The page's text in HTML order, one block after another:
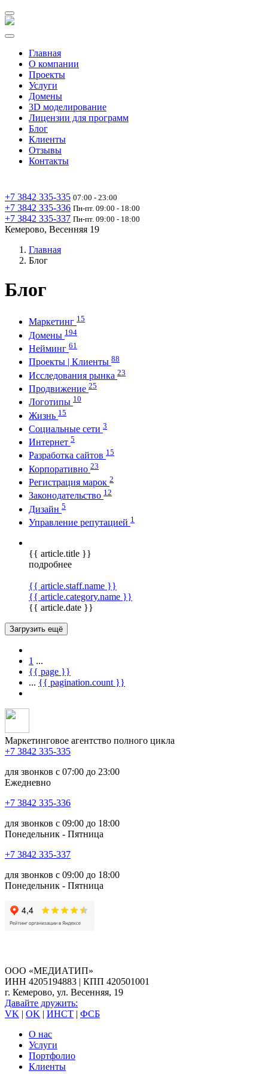
Главная
О компании
Проекты
Услуги
Домены
3D моделирование
Лицензии для программ
Блог
Клиенты
Отзывы
Контакты
+7 3842 335‑335 07:00 - 23:00
+7 3842 335‑336 Пн-пт. 09:00 - 18:00
+7 3842 335‑337 Пн-пт. 09:00 - 18:00
Кемерово, Весенняя 19
Главная
Блог
Блог
Маркетинг 15
Домены 194
Нейминг 61
Проекты | Клиенты 88
Исследования рынка 23
Продвижение 25
Логотипы 10
Жизнь 15
Социальные сети 3
Интернет 5
Разработка сайтов 15
Корпоративно 23
Регистрация марок 2
Законодательство 12
Дизайн 5
Управление репутацией 1
{{ article.title }}
подробнее
{{ article.staff.name }}
{{ article.category.name }}
{{ article.date }}
Загрузить ещё
1 ...
{{ page }}
... {{ pagination.count }}
Маркетинговое агентство полного цикла
+7 3842 335‑335
для звонков с 07:00 до 23:00
Ежедневно
+7 3842 335‑336
для звонков с 09:00 до 18:00
Понедельник - Пятница
+7 3842 335‑337
для звонков с 09:00 до 18:00
Понедельник - Пятница
ООО «МЕДИАТИП»
ИНН 4205194883 | КПП 420501001
г. Кемерово, ул. Весенняя, 19
Давайте дружить:
VK | OK | ИНСТ | ФСБ
О нас
Услуги
Портфолио
Клиенты